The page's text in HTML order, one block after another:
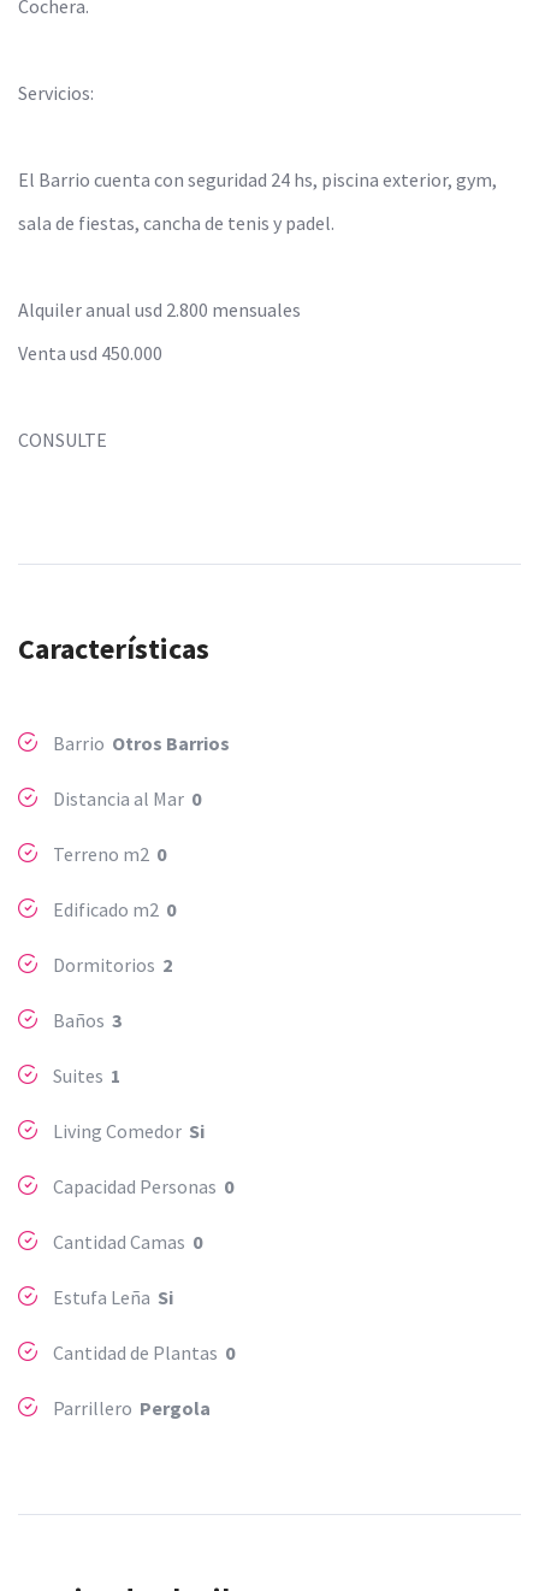
Cochera.
Servicios:
El Barrio cuenta con seguridad 24 hs, piscina exterior, gym,
sala de fiestas, cancha de tenis y padel.
Alquiler anual usd 2.800 mensuales
Venta usd 450.000
CONSULTE
Características
Barrio Otros Barrios
Distancia al Mar 0
Terreno m2 0
Edificado m2 0
Dormitorios 2
Baños 3
Suites 1
Living Comedor Si
Capacidad Personas 0
Cantidad Camas 0
Estufa Leña Si
Cantidad de Plantas 0
Parrillero Pergola